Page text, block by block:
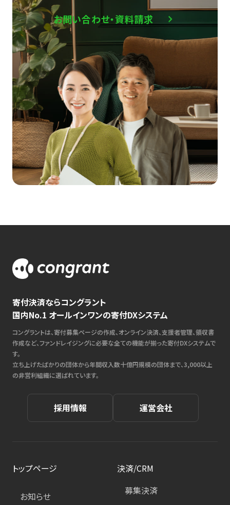
お問い合わせ・資料請求
寄付決済ならコングラント
国内No.1 オールインワンの寄付DXシステム
コングラントは、寄付募集ページの作成、オンライン決済、支援者管理、領収書
作成など、ファンドレイジングに必要な全ての機能が揃った寄付DXシステムで
す。
立ち上げたばかりの団体から年間収入数十億円規模の団体まで、3,000以上
の非営利組織に選ばれています。
採用情報 運営会社
トップページ
お知らせ
決済/CRM
募集決済